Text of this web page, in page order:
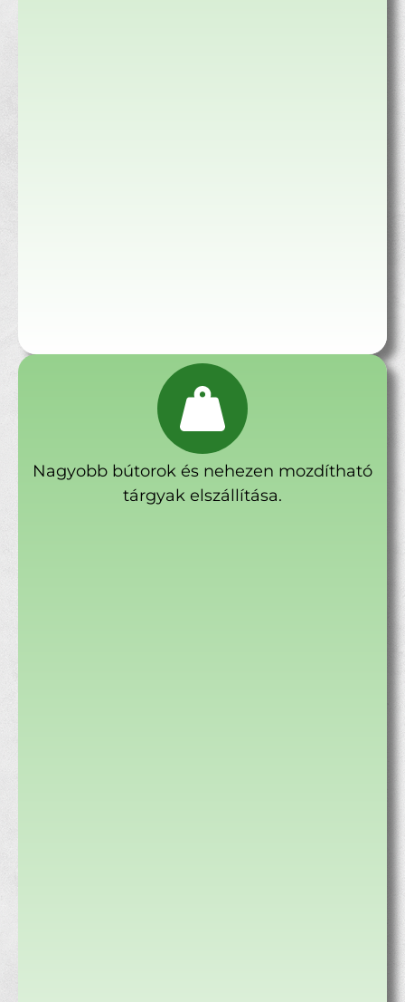
Nagyobb bútorok és nehezen mozdítható
tárgyak elszállítása.